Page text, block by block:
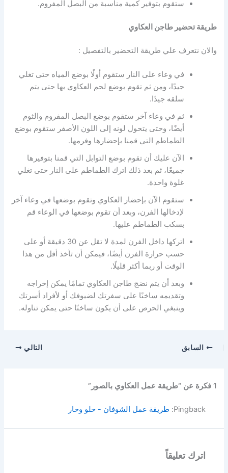
ستقوم بتوفير كمية مناسبة من البصل المفروم.
طريقة تحضير طاجن العكاوي
والان نتعرف علي طريقة التحضير بالتفصيل :
في وعاء على النار ستقوم أولًا بوضع المياه حتى تغلي
جيدًا، ومن ثم تقوم بوضع لحم العكاوي بها حتى يتم
سلقه جيدًا.
ثم في وعاء آخر ستقوم بوضع البصل المفروم والثوم
أيضًا، وحتى يتحول لونه إلى اللون الأصفر ستقوم بوضع
الطماطم التي قمنا بإحضارها وفرمها.
الآن عليك أن تقوم بوضع التوابل التي قمنا بتوفيرها
جميعًا، ثم بعد ذلك اترك الطماطم على النار حتى تغلي
غلوة واحدة.
ستقوم الآن بإحضار العكاوي وتقوم بوضعها في وعاء آخر
لإدخالها الفرن، وبعد أن تقوم بوضعها في الوعاء قم
بسكب الطماطم عليها.
اتركها داخل الفرن لمدة لا تقل عن 30 دقيقة أو على
حسب حرارة الفرن أيضًا، فيمكن أن تأخذ أقل من هذا
الوقت أو ربما أكثر قليلًا.
وبعد أن يتم نضج طاجن العكاوي تمامًا يمكن إخراجه
وتقديمه ساخنًا على سفرتك لضيوفك أو لأفراد أسرتك
وينبغي الحرص على أن يكون ساخنًا حتى يمكن تناوله.
السابق التالي
1 فكرة عن “طريقة عمل العكاوي بالصور”
Pingback: طريقة عمل الشوفان - حلو وحار
اترك تعليقاً